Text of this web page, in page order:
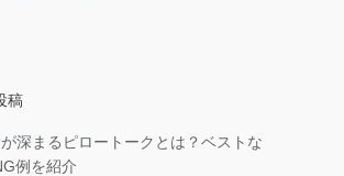
稿
深まるピロートークとは？ベストな
例を紹介